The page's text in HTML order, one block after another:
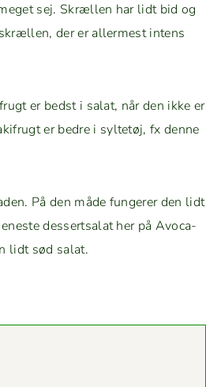
sej. Skrællen har lidt bid og
der er aller­mest intens
er bedst i salat, når den ikke er
er bedre i syl­tetøj, fx denne
På den måde fun­ger­er den lidt
dessert­salat her på Avo­ca­
lidt sød salat.